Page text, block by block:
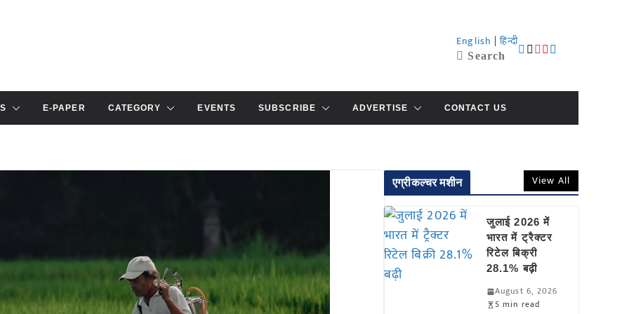
English | हिन्दी
Search
E-PAPER CATEGORY EVENTS SUBSCRIBE ADVERTISE CONTACT US
एग्रीकल्चर मशीन View All
जुलाई 2026 में
भारत में ट्रैक्टर
रिटेल बिक्री
28.1% बढ़ी
August 6, 2026
5 min read